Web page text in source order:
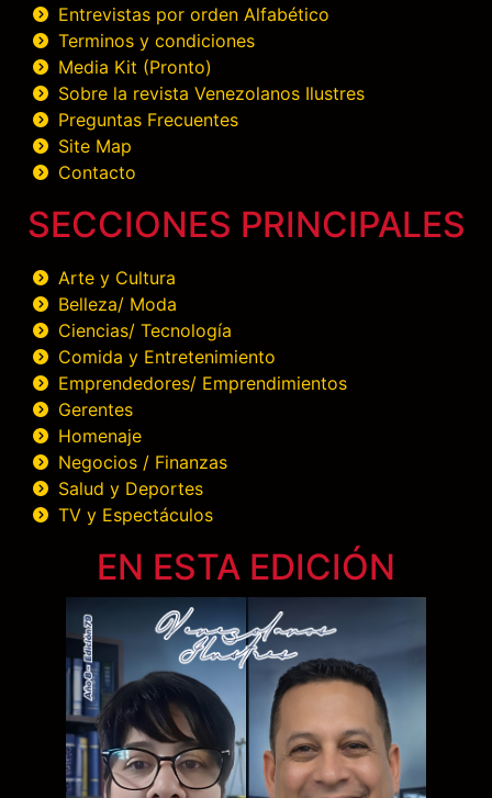
Entrevistas por orden Alfabético
Terminos y condiciones
Media Kit (Pronto)
Sobre la revista Venezolanos Ilustres
Preguntas Frecuentes
Site Map
Contacto
SECCIONES PRINCIPALES
Arte y Cultura
Belleza/ Moda
Ciencias/ Tecnología
Comida y Entretenimiento
Emprendedores/ Emprendimientos
Gerentes
Homenaje
Negocios / Finanzas
Salud y Deportes
TV y Espectáculos
EN ESTA EDICIÓN